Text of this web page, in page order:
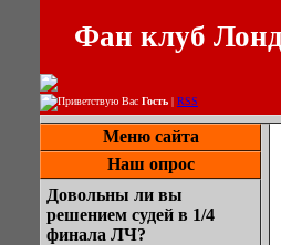
Фан клуб
Приветствую Вас Гость | RSS
Меню сайта
Наш опрос
Довольны ли вы
решением судей в 1/4
финала ЛЧ?